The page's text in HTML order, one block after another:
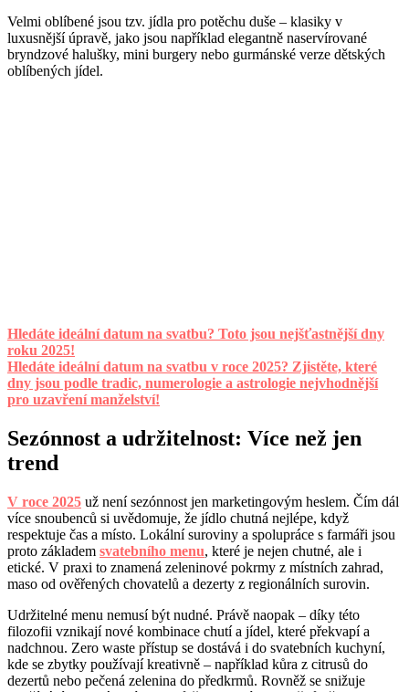
Velmi oblíbené jsou tzv. jídla pro potěchu duše – klasiky v
luxusnější úpravě, jako jsou například elegantně naservírované
bryndzové halušky, mini burgery nebo gurmánské verze dětských
oblíbených jídel.
Hledáte ideální datum na svatbu? Toto jsou nejšťastnější dny
roku 2025!
Hledáte ideální datum na svatbu v roce 2025? Zjistěte, které
dny jsou podle tradic, numerologie a astrologie nejvhodnější
pro uzavření manželství!
Sezónnost a udržitelnost: Více než jen
trend
V roce 2025 už není sezónnost jen marketingovým heslem. Čím dál
více snoubenců si uvědomuje, že jídlo chutná nejlépe, když
respektuje čas a místo. Lokální suroviny a spolupráce s farmáři jsou
proto základem svatebního menu, které je nejen chutné, ale i
etické. V praxi to znamená zeleninové pokrmy z místních zahrad,
maso od ověřených chovatelů a dezerty z regionálních surovin.
Udržitelné menu nemusí být nudné. Právě naopak – díky této
filozofii vznikají nové kombinace chutí a jídel, které překvapí a
nadchnou. Zero waste přístup se dostává i do svatebních kuchyní,
kde se zbytky používají kreativně – například kůra z citrusů do
dezertů nebo pečená zelenina do předkrmů. Rovněž se snižuje